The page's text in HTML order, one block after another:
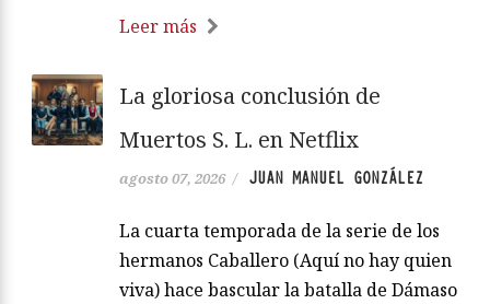
Leer más
La gloriosa conclusión de
Muertos S. L. en Netflix
agosto 07, 2026 / JUAN MANUEL GONZÁLEZ
La cuarta temporada de la serie de los
hermanos Caballero (Aquí no hay quien
viva) hace bascular la batalla de Dámaso